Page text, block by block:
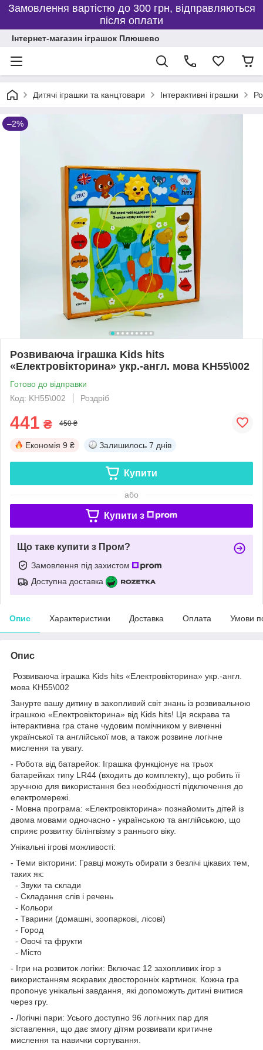
Замовлення вартістю до 300 грн, відправляються
після оплати
Інтернет-магазин іграшок Плюшево
Дитячі іграшки та канцтовари Інтерактивні іграшки
–2%
Розвиваюча іграшка Kids hits
«Електровікторина» укр.-англ. мова KH55\002
Готово до відправки
Код: KH55\002
Роздріб
441 ₴ 450 ₴
Економія 9 ₴ Залишилось 7 днів
Купити
або
Купити з
Що таке купити з Пром?
Замовлення під захистом
Доступна доставка
Опис Характеристики Доставка Оплата Умови
Опис
Розвиваюча іграшка Kids hits «Електровікторина» укр.-англ.
мова KH55\002
Занурте вашу дитину в захопливий світ знань із розвивальною
іграшкою «Електровікторина» від Kids hits! Ця яскрава та
інтерактивна гра стане чудовим помічником у вивченні
української та англійської мов, а також розвине логічне
мислення та увагу.
- Робота від батарейок: Іграшка функціонує на трьох
батарейках типу LR44 (входить до комплекту), що робить її
зручною для використання без необхідності підключення до
електромережі.
- Мовна програма: «Електровікторина» познайомить дітей із
двома мовами одночасно - українською та англійською, що
сприяє розвитку білінгвізму з раннього віку.
Унікальні ігрові можливості:
- Теми вікторини: Гравці можуть обирати з безлічі цікавих тем,
таких як:
- Звуки та склади
- Складання слів і речень
- Кольори
- Тварини (домашні, зоопаркові, лісові)
- Город
- Овочі та фрукти
- Місто
- Ігри на розвиток логіки: Включає 12 захопливих ігор з
використанням яскравих двосторонніх картинок. Кожна гра
пропонує унікальні завдання, які допоможуть дитині вчитися
через гру.
- Логічні пари: Усього доступно 96 логічних пар для
зіставлення, що дає змогу дітям розвивати критичне
мислення та навички сортування.